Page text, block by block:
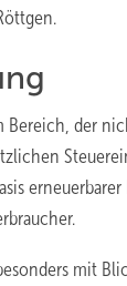
der
mit